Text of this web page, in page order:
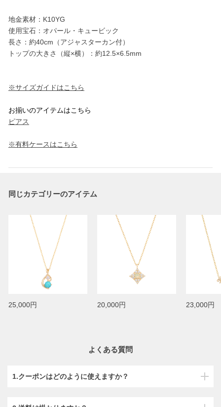
地金素材：K10YG
使用宝石：オパール・キュービック
長さ：約40cm（アジャスターカン付）
トップの大きさ（縦×横）：約12.5×6.5mm
※サイズガイドはこちら
お揃いのアイテムはこちら
ピアス
※有料ケースはこちら
同じカテゴリーのアイテム
25,000円 20,000円 23,000円
よくある質問
1.クーポンはどのように使えますか？